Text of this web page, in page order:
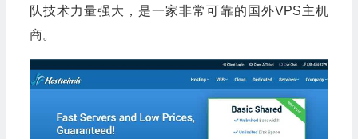
队技术力量强大，是一家非常可靠的国外VPS主机
商。